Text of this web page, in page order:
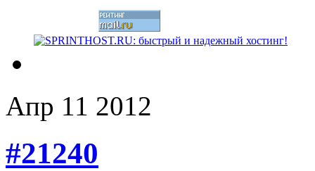
Апр 11 2012
#21240